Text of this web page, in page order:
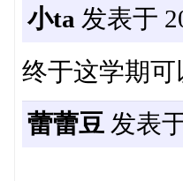
小ta 发表于
终于这学期可
蕾蕾豆发表